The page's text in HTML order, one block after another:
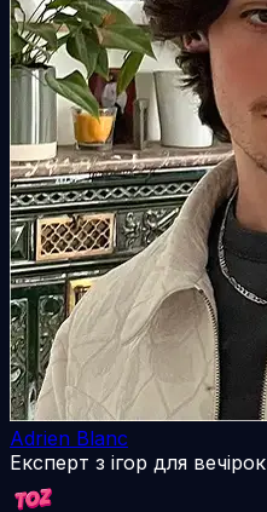
Adrien Blanc
Експерт з ігор для вечірок